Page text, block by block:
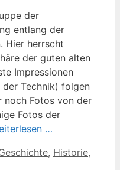
der
entlang der
Hier herrscht
der guten alten
Impressionen
Technik) folgen
noch Fotos von der
Fotos der
…
, Historie,